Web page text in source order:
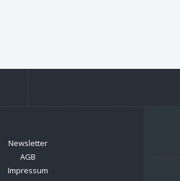
Newsletter
AGB
Impressum